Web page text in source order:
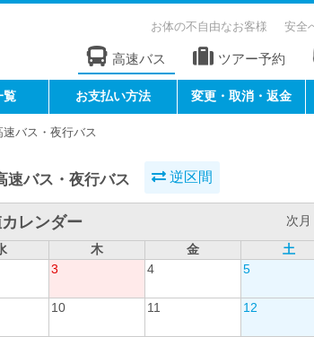
お体の不自由なお客様 安全
高速バス ツアー予約
覧 お支払い方法 変更・取消・返金
バス・夜行バス
速バス・夜行バス 逆区間
レンダー
次月
木 金
土
3 4 5
10 11 12